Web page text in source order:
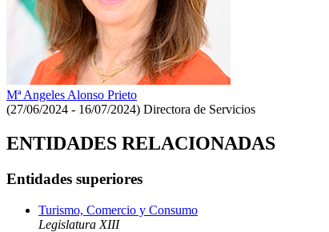
Mª Angeles Alonso Prieto
(27/06/2024 - 16/07/2024) Directora de Servicios
ENTIDADES RELACIONADAS
Entidades superiores
Turismo, Comercio y Consumo
Legislatura XIII